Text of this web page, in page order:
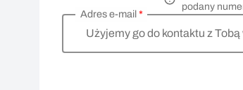
podany
Użyjemy go do kontaktu z
Adres e-mail *